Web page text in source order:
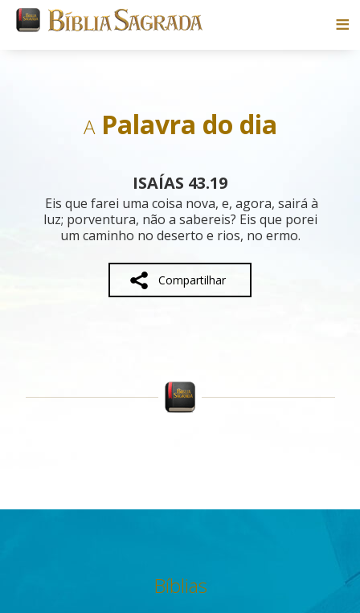
Blog
Parceiros
Sobre
APalavra do dia
ISAÍAS 43.19
Eis que farei uma coisa nova, e, agora, sairá à
luz; porventura, não a sabereis? Eis que porei
um caminho no deserto e rios, no ermo.
Compartilhar
Bíblias